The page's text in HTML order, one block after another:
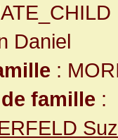
Daniel
:
famille :